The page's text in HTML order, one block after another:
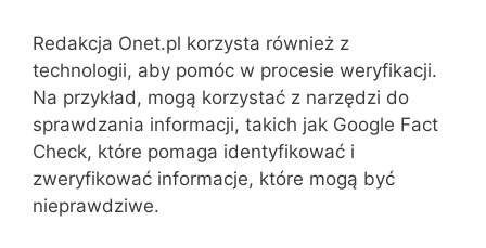
Redakcja Onet.pl korzysta również z
technologii, aby pomóc w procesie weryfikacji.
Na przykład, mogą korzystać z narzędzi do
sprawdzania informacji, takich jak Google Fact
Check, które pomaga identyfikować i
zweryfikować informacje, które mogą być
nieprawdziwe.